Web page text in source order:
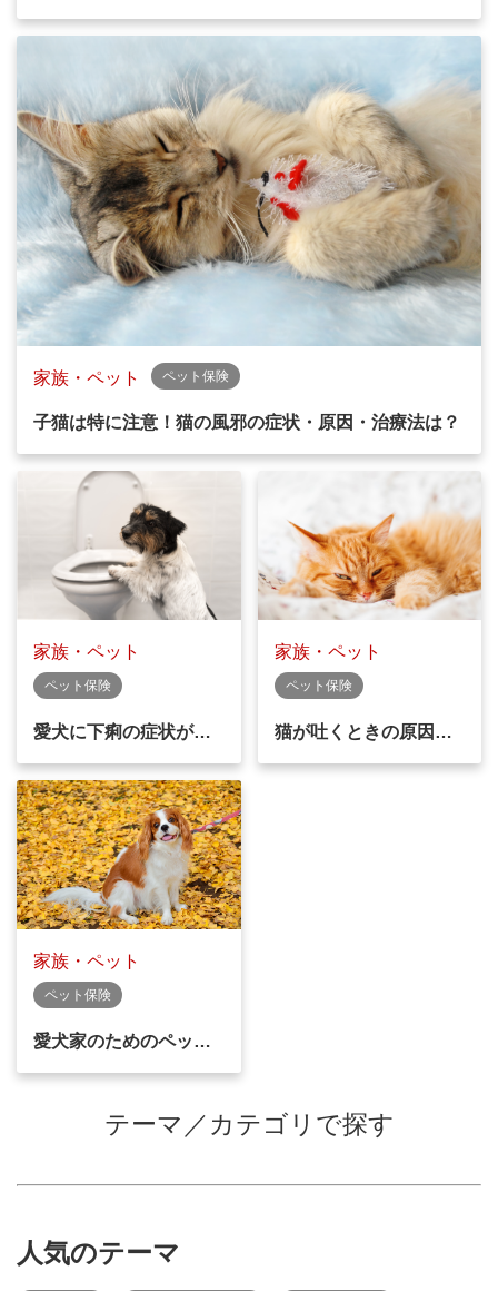
家族・ペット ペット保険
子猫は特に注意！猫の風邪の症状・原因・治療法は？
家族・ペット
ペット保険
愛犬に下痢の症状が…
家族・ペット
ペット保険
猫が吐くときの原因…
家族・ペット
ペット保険
愛犬家のためのペッ…
テーマ／カテゴリで探す
人気のテーマ